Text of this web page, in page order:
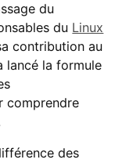
du
du Linux
contribution au
lancé la formule
comprendre
des